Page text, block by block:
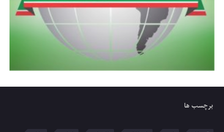
برچسب ها